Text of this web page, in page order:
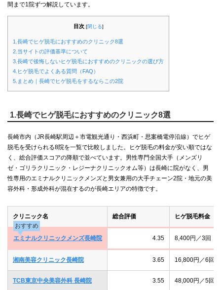
間まで1院ずつ解説しています。
目次 [閉じる]
1.長崎でヒゲ脱毛におすすめのクリニック8選
2.当サイトの評価基準について
3.長崎で後悔しないヒゲ脱毛におすすめのクリニックの選び方
4.ヒゲ脱毛でよくある質問（FAQ）
5.まとめ｜長崎でヒゲ脱毛をするならこの2院
1.長崎でヒゲ脱毛におすすめのクリニック8選
長崎市内（JR長崎駅周辺＋市電観光通り・西浜町・思案橋電停沿線）でヒゲ
脱毛を受けられる8院を一覧で比較しました。ヒゲ脱毛の料金が安い順ではな
く、総合評価スコアの降順で並べています。男性専門全国大手（メンズリ
ゼ・ゴリラクリニック・レジーナクリニックオム等）は長崎に院がなく、男
性専用のエミナルクリニックメンズと男女兼用の大手チェーン2院・地元の美
容外科・形成外科が混在するのが長崎エリアの特徴です。
クリニック名 総合評価
ヒゲ脱毛料金（
おすすめ
エミナルクリニックメンズ長崎院
4.35 8,400円／3回（
湘南美容クリニック長崎院 3.65 16,800円／6回
TCB東京中央美容外科 長崎院 3.55 48,000円／5回